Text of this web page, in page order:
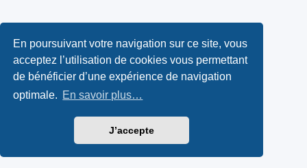
En poursuivant votre navigation sur ce site, vous
acceptez l’utilisation de cookies vous permettant
de bénéficier d’une expérience de navigation
optimale. En savoir plus…
J’accepte